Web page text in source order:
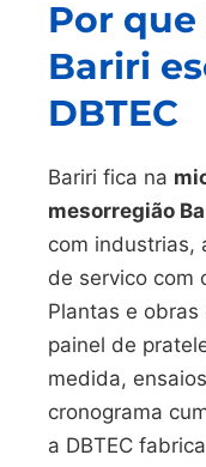
Por
Bariri
DBTEC
Bariri fica na
mesorregião
com industrias,
de servico com
Plantas e
painel de
medida,
cronograma
a DBTEC